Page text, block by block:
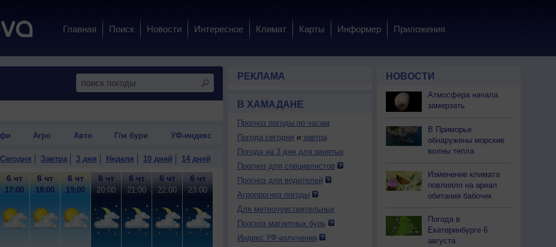
Главная Поиск Новости Интересное Климат Карты Информер Приложения
Агро Авто Г/м бури УФ-индекс
Сегодня Завтра 3 дня Неделя 10 дней 14 дней
6 чт
17:00
6 чт
18:00
6 чт
19:00
6 чт
20:00
6 чт
21:00
6 чт
22:00
6 чт
23:00
7 пт 7 пт 7 пт
3:00
7 пт
5:00
7 пт
6:00
7 пт
7:00
7 пт
8:00
7 пт
9:00
РЕКЛАМА
В ХАМАДАНЕ
Прогноз погоды по часам
Погода сегодня и завтра
Погода на 3 дня для занятых
Прогноз для специалистов
Прогноз для водителей
Агропрогноз погоды
Для метеочувствительных
Прогноз магнитных бурь
Индекс УФ-излучения
НОВОСТИ
Атмосфера начала
замерзать
В Приморье
обнаружены морские
волны тепла
Изменение климата
повлияло на ареал
обитания бабочек
Погода в
Екатеринбурге 6
августа